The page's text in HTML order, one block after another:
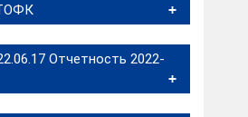
Отчетность 2022-